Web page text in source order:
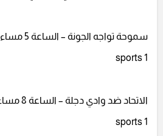
sports 1
sports 1